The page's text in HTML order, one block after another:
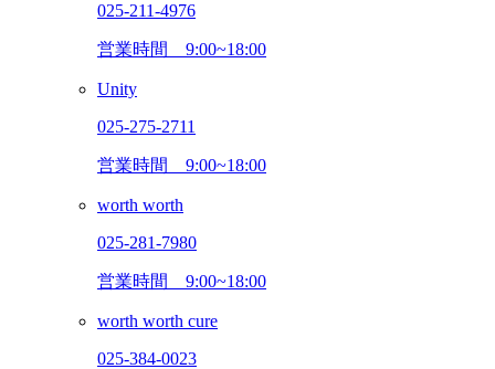
025-211-4976
営業時間 9:00~18:00
Unity
025-275-2711
営業時間 9:00~18:00
worth worth
025-281-7980
営業時間 9:00~18:00
worth worth cure
025-384-0023